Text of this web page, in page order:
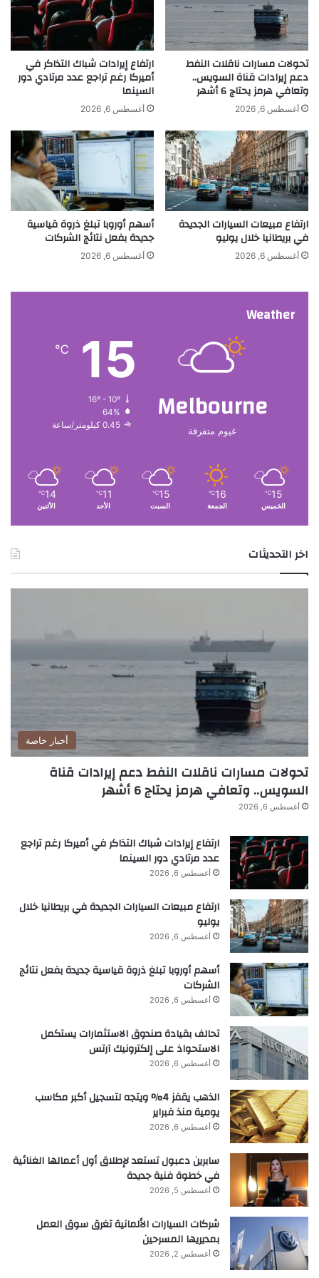
ا
ل
ج
م
ا
ل
س
ع
ر
ا
ل
ا
ئ
د
ة
ب
س
ب
ب
ح
تحولات مسارات ناقلات النفط
دعم إيرادات قناة السويس..
وتعافي هرمز يحتاج 6 أشهر
أغسطس 6, 2026
ارتفاع إيرادات شباك التذاكر في
أميركا رغم تراجع عدد مرتادي دور
السينما
أغسطس 6, 2026
ارتفاع مبيعات السيارات الجديدة
في بريطانيا خلال يوليو
أغسطس 6, 2026
أسهم أوروبا تبلغ ذروة قياسية
جديدة بفعل نتائج الشركات
أغسطس 6, 2026
Weather
Melbourne
غيوم متفرقة
15
℃
16º - 10º
64%
0.45 كيلومتر/ساعة
15
℃
الخميس
16
℃
الجمعة
15
℃
السبت
11
℃
الأحد
14
℃
الأثنين
اخر التحديثات
أخبار خاصة
تحولات مسارات ناقلات النفط دعم إيرادات قناة
السويس.. وتعافي هرمز يحتاج 6 أشهر
أغسطس 6, 2026
ارتفاع إيرادات شباك التذاكر في أميركا رغم تراجع
عدد مرتادي دور السينما
أغسطس 6, 2026
ارتفاع مبيعات السيارات الجديدة في بريطانيا خلال
يوليو
أغسطس 6, 2026
أسهم أوروبا تبلغ ذروة قياسية جديدة بفعل نتائج
الشركات
أغسطس 6, 2026
تحالف بقيادة صندوق الاستثمارات يستكمل
الاستحواذ على إلكترونيك آرتس
أغسطس 6, 2026
الذهب يقفز 4% ويتجه لتسجيل أكبر مكاسب
يومية منذ فبراير
أغسطس 6, 2026
سابرين دعبول تستعد لإطلاق أول أعمالها الغنائية
في خطوة فنية جديدة
أغسطس 5, 2026
شركات السيارات الألمانية تغرق سوق العمل
بمديريها المسرحين
أغسطس 2, 2026